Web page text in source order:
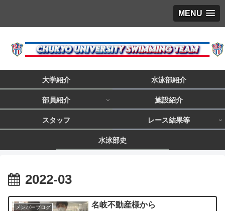
MENU
大学紹介 水泳部紹介
部員紹介 施設紹介
スタッフ レース結果等
水泳部史
2022-03
メンバーブログ 名岐不動産様から